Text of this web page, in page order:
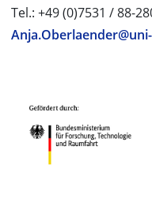
Tel.: +49 (0)7531 / 88-